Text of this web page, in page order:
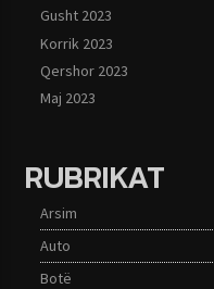
Gusht 2023
Korrik 2023
Qershor 2023
Maj 2023
RUBRIKAT
Arsim
Auto
Botë